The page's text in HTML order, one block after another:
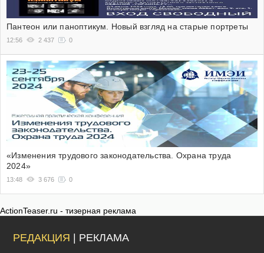
Пантеон или паноптикум. Новый взгляд на старые портреты
12:56 2 437 0
«Изменения трудового законодательства. Охрана труда
2024»
13:48 3 676 0
ActionTeaser.ru - тизерная реклама
РЕДАКЦИЯ | РЕКЛАМА